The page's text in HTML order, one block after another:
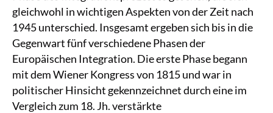
gleichwohl in wichtigen Aspekten von der Zeit nach
1945 unterschied. Insgesamt ergeben sich bis in die
Gegenwart fünf verschiedene Phasen der
Europäischen Integration. Die erste Phase begann
mit dem Wiener Kongress von 1815 und war in
politischer Hinsicht gekennzeichnet durch eine im
Vergleich zum 18. Jh. verstärkte